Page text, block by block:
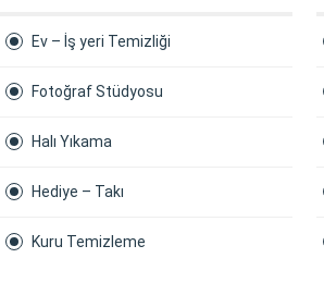
Ev – İş yeri Temizliği
Fotoğraf Stüdyosu
Halı Yıkama
Hediye – Takı
Kuru Temizleme